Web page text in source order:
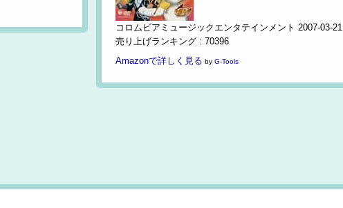
コロムビアミュージックエンタテインメント 2007-03-21
売り上げランキング : 70396
Amazonで詳しく見る by G-Tools